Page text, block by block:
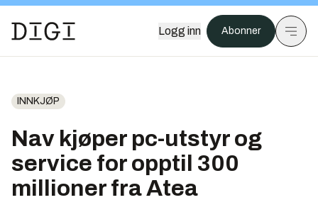
Logg inn Abonner
INNKJØP
Nav kjøper pc-utstyr og
service for opptil 300
millioner fra Atea